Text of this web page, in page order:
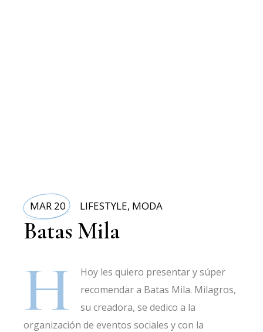
MAR 20 LIFESTYLE, MODA
Batas Mila
H
Hoy les quiero presentar y súper
recomendar a Batas Mila. Milagros,
su creadora, se dedico a la
organización de eventos sociales y con la